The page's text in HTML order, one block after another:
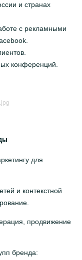
и странах
с рекламными
конференций.
:
для
и контекстной
продвижение
бренда: